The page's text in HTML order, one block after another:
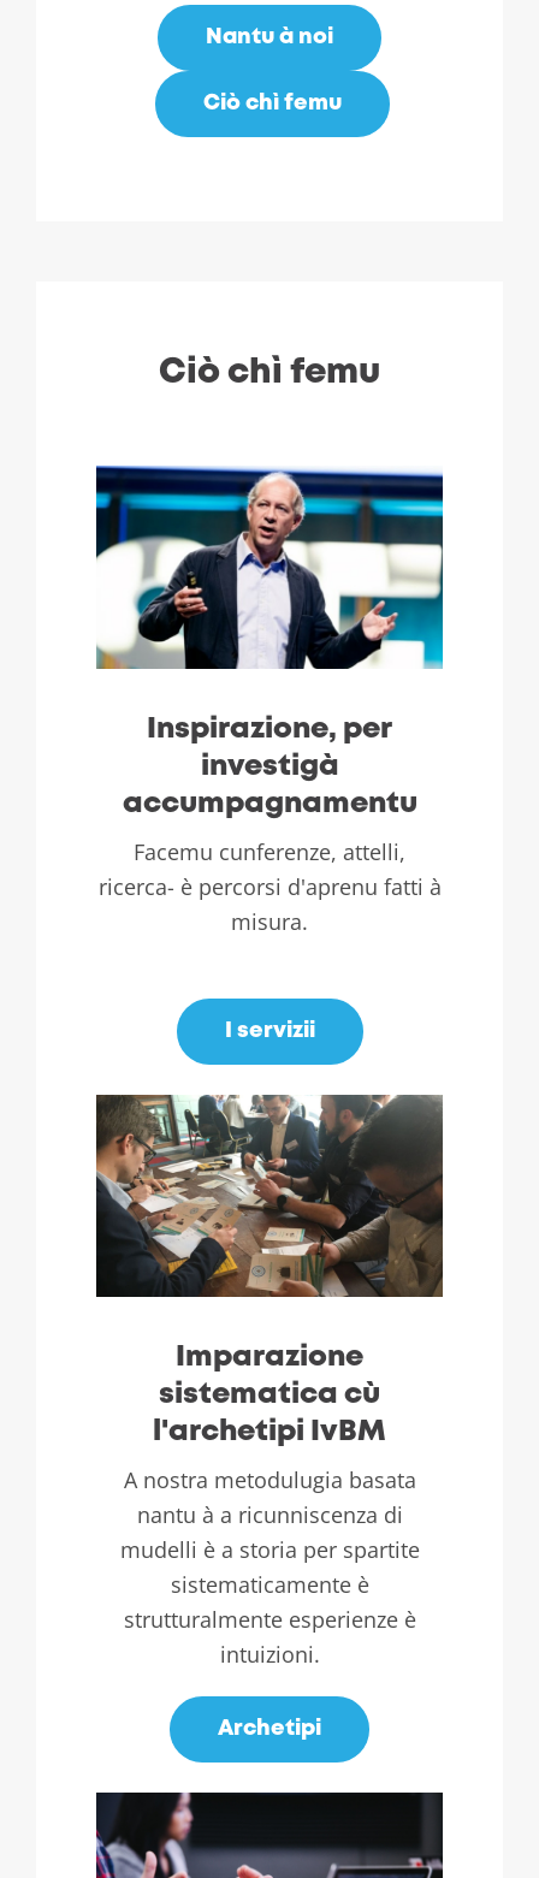
Nantu à noi
Ciò chì femu
Ciò chì femu
Inspirazione, per
investigà
accumpagnamentu
Facemu cunferenze, attelli,
ricerca- è percorsi d'aprenu fatti à
misura.
I servizii
Imparazione
sistematica cù
l'archetipi IvBM
A nostra metodulugia basata
nantu à a ricunniscenza di
mudelli è a storia per spartite
sistematicamente è
strutturalmente esperienze è
intuizioni.
Archetipi